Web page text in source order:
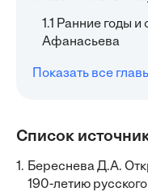
1.1 Ранние годы
Афанасьева
Показать все
Список
1. Береснева Д.А.
190-летию